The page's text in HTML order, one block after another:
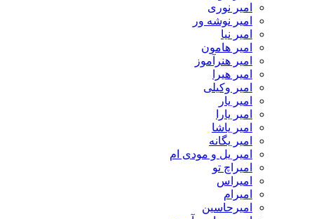
امیر نوری
امیر نوشه ور
امیر نیا
امیر هامون
امیر هنرآموز
امیر هیرا
امیر وکیلی
امیر یار
امیر یارا
امیر یاشا
امیر یگانه
امیر یل و مودی ام
امیراچ تو
امیراس
امیرام
امیرحاسین